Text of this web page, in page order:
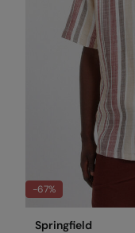
-67%
Springfield